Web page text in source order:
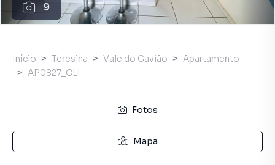
9
Início Teresina Vale do Gavião
Apartamento
AP0827_CLI
Fotos
Mapa